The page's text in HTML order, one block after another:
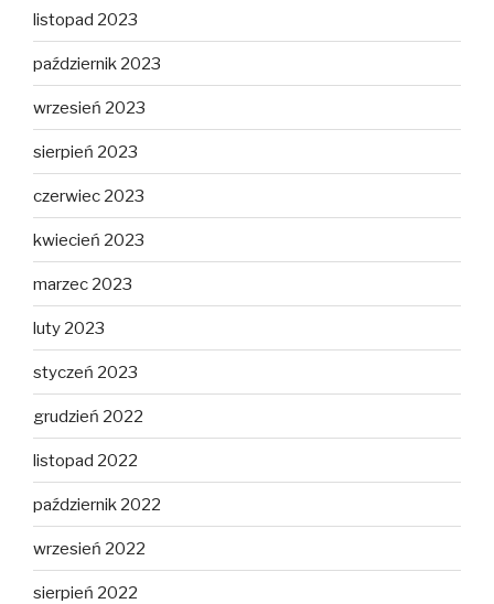
listopad 2023
październik 2023
wrzesień 2023
sierpień 2023
czerwiec 2023
kwiecień 2023
marzec 2023
luty 2023
styczeń 2023
grudzień 2022
listopad 2022
październik 2022
wrzesień 2022
sierpień 2022